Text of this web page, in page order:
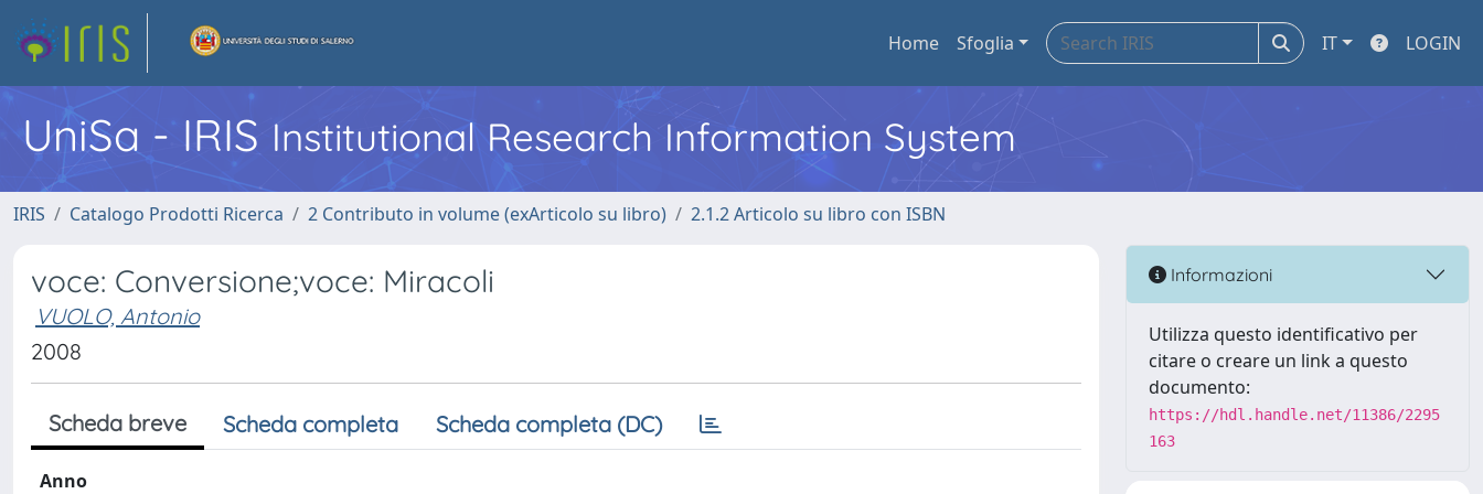
Home Sfoglia IT LOGIN
UniSa - IRIS Institutional Research Information System
IRIS Catalogo Prodotti Ricerca 2 Contributo in volume (exArticolo su libro) 2.1.2 Articolo su libro con ISBN
voce: Conversione;voce: Miracoli
VUOLO, Antonio
2008
Scheda breve Scheda completa Scheda completa (DC)
Anno
Informazioni
Utilizza questo identificativo per
citare o creare un link a questo
documento:
https://hdl.handle.net/11386/2295
163